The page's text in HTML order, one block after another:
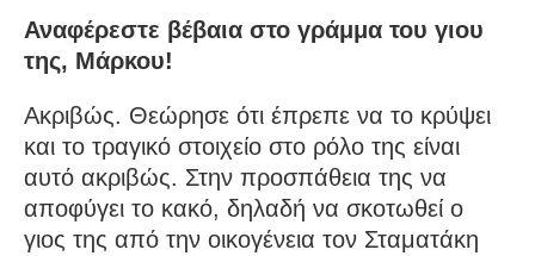
Αναφέρεστε βέβαια στο γράμμα του γιου
της, Μάρκου!
Ακριβώς. Θεώρησε ότι έπρεπε να το κρύψει
και το τραγικό στοιχείο στο ρόλο της είναι
αυτό ακριβώς. Στην προσπάθεια της να
αποφύγει το κακό, δηλαδή να σκοτωθεί ο
γιος της από την οικογένεια τον Σταματάκη